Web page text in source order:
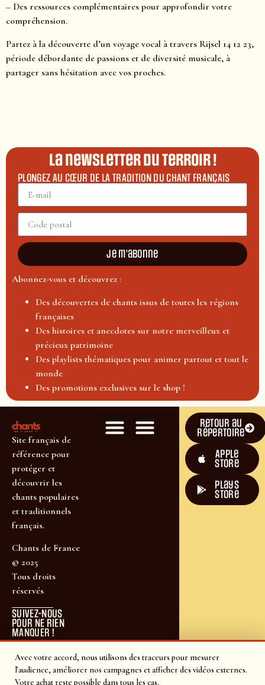
Avec votre accord, nous utilisons des traceurs pour mesurer
l'audience, améliorer nos campagnes et afficher des vidéos externes.
Votre achat reste possible dans tous les cas.
– Des ressources complémentaires pour approfondir votre
compréhension.
Partez à la découverte d’un voyage vocal à travers Rijsel 14 12 23,
période débordante de passions et de diversité musicale, à
partager sans hésitation avec vos proches.
La newsletter du terroir !
PLONGEZ AU CŒUR DE LA TRADITION DU CHANT FRANÇAIS
Je m'abonne
Abonnez-vous et découvrez :
Des découvertes de chants issus de toutes les régions
françaises
Des histoires et anecdotes sur notre merveilleux et
précieux patrimoine
Des playlists thématiques pour animer partout et tout le
monde
Des promotions exclusives sur le shop !
Site français de
référence pour
protéger et
découvrir les
chants populaires
et traditionnels
français.
Chants de France
© 2025
Tous droits
réservés
SUIVEZ-NOUS
POUR NE RIEN
MANQUER !
Retour au
répertoire
Apple
Store
plays
store